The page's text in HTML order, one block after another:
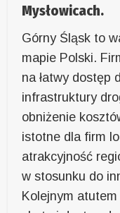
Mysłowicach.
Górny Śląsk to
mapie Polski.
na łatwy dostęp
infrastruktury
obniżenie
istotne dla firm
atrakcyjność
w stosunku do
Kolejnym